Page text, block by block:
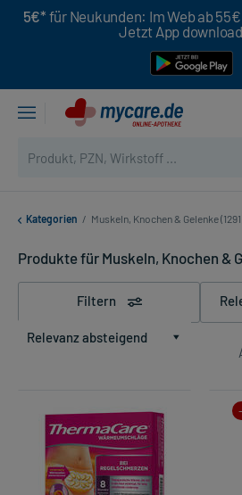
5€* für Neukunden: Im Web ab
Jetzt App
Kategorien / Muskeln, Knochen & Gelenke
Produkte für Muskeln, Knochen &
Filtern
Relevanz absteigend